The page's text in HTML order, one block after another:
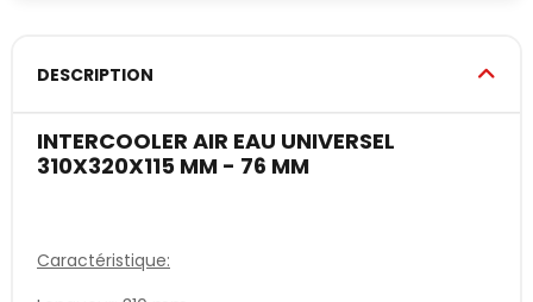
DESCRIPTION
INTERCOOLER AIR EAU UNIVERSEL
310X320X115 MM - 76 MM
Caractéristique: